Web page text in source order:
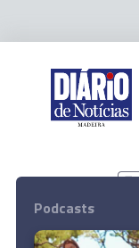
Podcasts